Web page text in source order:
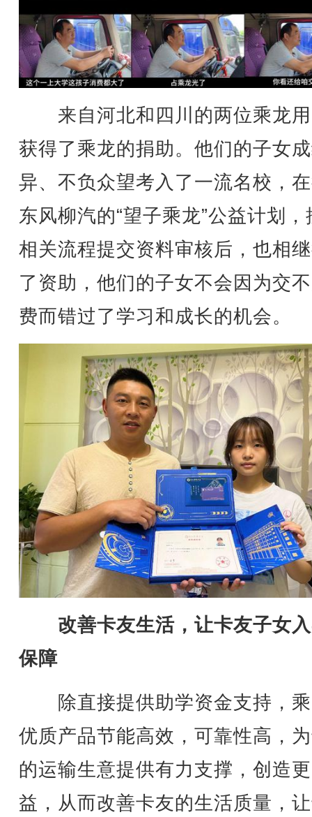
来自河北和四川的两位乘龙
获得了乘龙的捐助。他们的子女
异、不负众望考入了一流名校，
东风柳汽的“望子乘龙”公益计划，
相关流程提交资料审核后，也相
了资助，他们的子女不会因为交
费而错过了学习和成长的机会。
改善卡友生活，让卡友子女
保障
除直接提供助学资金支持，
优质产品节能高效，可靠性高，
的运输生意提供有力支撑，创造
益，从而改善卡友的生活质量，